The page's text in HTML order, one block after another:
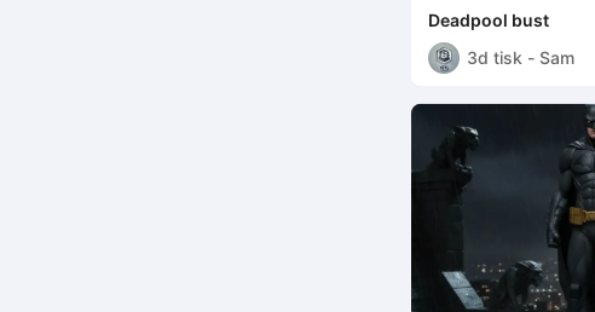
Deadpool bust
3d tisk - Sam